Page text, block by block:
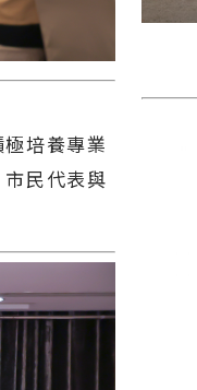
培養專業
民代表與